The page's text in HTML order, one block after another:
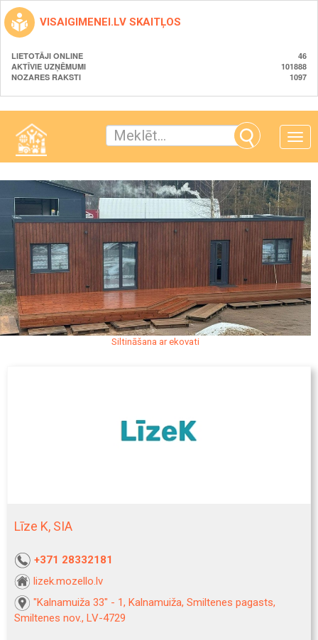
VISAIGIMENEI.LV SKAITĻOS
LIETOTĀJI ONLINE
46
AKTĪVIE UZŅĒMUMI
101888
NOZARES RAKSTI
1097
Toggle
Siltināšana ar ekovati
Līze K, SIA
+371 28332181
lizek.mozello.lv
"Kalnamuiža 33" - 1, Kalnamuiža, Smiltenes pagasts,
Smiltenes nov., LV-4729